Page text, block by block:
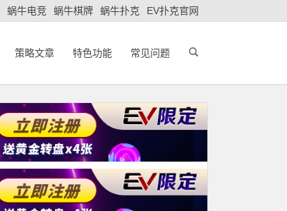
蜗牛电竞 蜗牛棋牌 蜗牛扑克 EV扑克官网
策略文章 特色功能 常见问题